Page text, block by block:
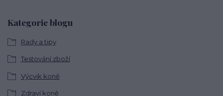
Kategorie blogu
Rady a tipy
Testování zboží
Výcvik koně
Zdraví koně